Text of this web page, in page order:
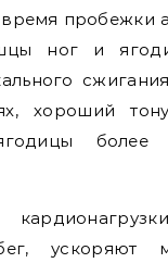
время пробежки
ног и
хороший
более
ускоряют